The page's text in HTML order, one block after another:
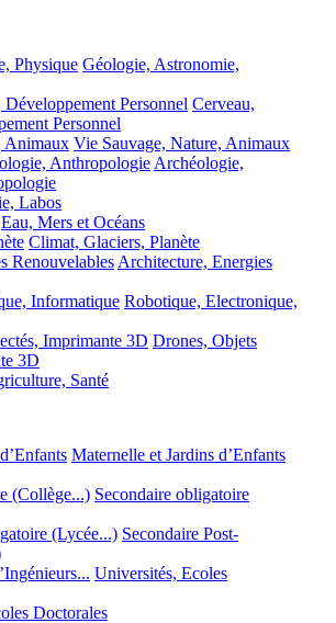
Physique Géologie, Astronomie,
Personnel Cerveau,
Personnel
Animaux Vie Sauvage, Nature, Animaux
Anthropologie Archéologie,
Labos
Eau, Mers et Océans
Climat, Glaciers, Planète
Renouvelables Architecture, Energies
Informatique Robotique, Electronique,
Imprimante 3D Drones, Objets
3D
Santé
Maternelle et Jardins d’Enfants
(Collège...) Secondaire obligatoire
(Lycée...) Secondaire Post-
Universités, Ecoles
Doctorales